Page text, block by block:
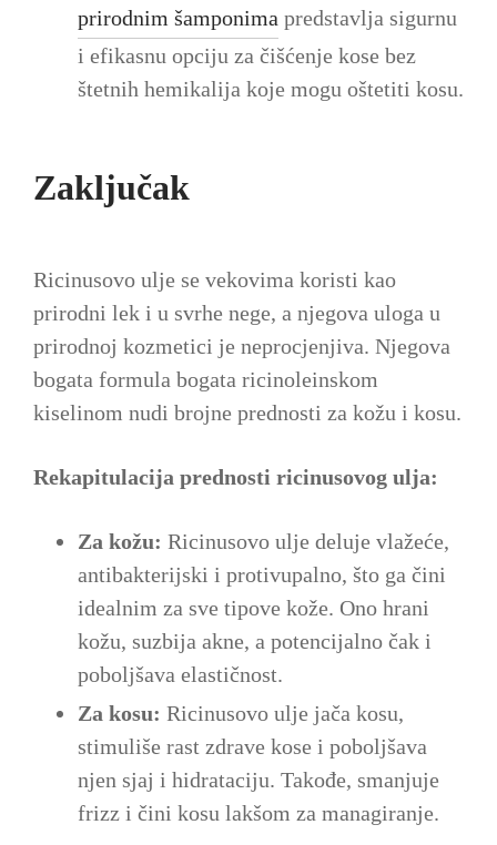
prirodnim šamponima predstavlja sigurnu
i efikasnu opciju za čišćenje kose bez
štetnih hemikalija koje mogu oštetiti kosu.
Zaključak
Ricinusovo ulje se vekovima koristi kao
prirodni lek i u svrhe nege, a njegova uloga u
prirodnoj kozmetici je neprocjenjiva. Njegova
bogata formula bogata ricinoleinskom
kiselinom nudi brojne prednosti za kožu i kosu.
Rekapitulacija prednosti ricinusovog ulja:
Za kožu: Ricinusovo ulje deluje vlažeće,
antibakterijski i protivupalno, što ga čini
idealnim za sve tipove kože. Ono hrani
kožu, suzbija akne, a potencijalno čak i
poboljšava elastičnost.
Za kosu: Ricinusovo ulje jača kosu,
stimuliše rast zdrave kose i poboljšava
njen sjaj i hidrataciju. Takođe, smanjuje
frizz i čini kosu lakšom za managiranje.